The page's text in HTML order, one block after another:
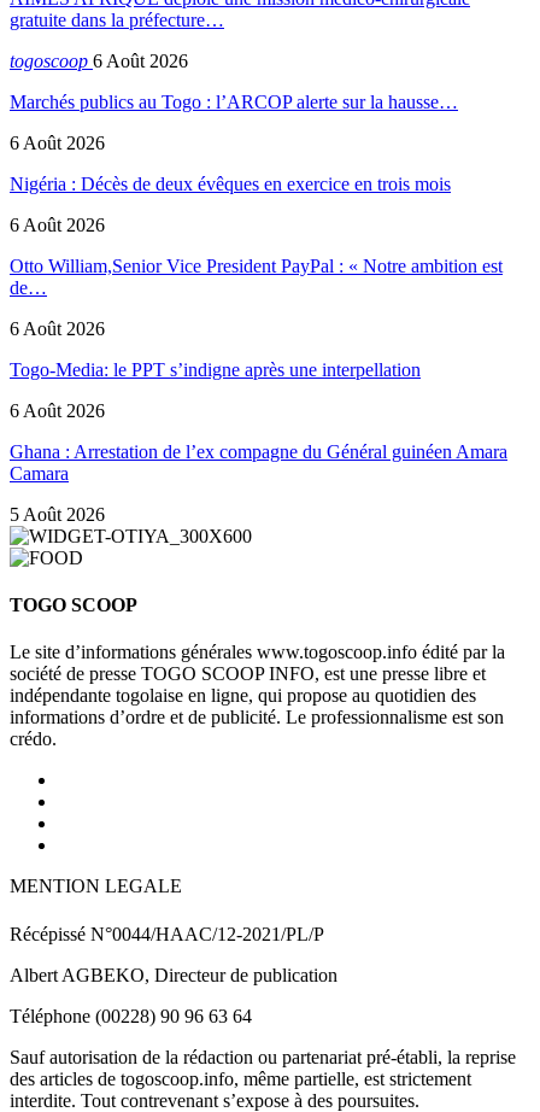
gratuite dans la préfecture…
togoscoop 6 Août 2026
Marchés publics au Togo : l’ARCOP alerte sur la hausse…
6 Août 2026
Nigéria : Décès de deux évêques en exercice en trois mois
6 Août 2026
Otto William,Senior Vice President PayPal : « Notre ambition est
de…
6 Août 2026
Togo-Media: le PPT s’indigne après une interpellation
6 Août 2026
Ghana : Arrestation de l’ex compagne du Général guinéen Amara
Camara
5 Août 2026
TOGO SCOOP
Le site d’informations générales www.togoscoop.info édité par la
société de presse TOGO SCOOP INFO, est une presse libre et
indépendante togolaise en ligne, qui propose au quotidien des
informations d’ordre et de publicité. Le professionnalisme est son
crédo.
MENTION LEGALE
Récépissé N°0044/HAAC/12-2021/PL/P
Albert AGBEKO, Directeur de publication
Téléphone (00228) 90 96 63 64
Sauf autorisation de la rédaction ou partenariat pré-établi, la reprise
des articles de togoscoop.info, même partielle, est strictement
interdite. Tout contrevenant s’expose à des poursuites.